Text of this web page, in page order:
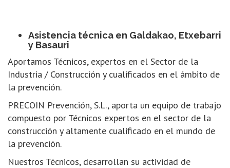
Asistencia técnica en Galdakao, Etxebarri
y Basauri
Aportamos Técnicos, expertos en el Sector de la
Industria / Construcción y cualificados en el ámbito de
la prevención.
PRECOIN Prevención, S.L., aporta un equipo de trabajo
compuesto por Técnicos expertos en el sector de la
construcción y altamente cualificado en el mundo de
la prevención.
Nuestros Técnicos, desarrollan su actividad de